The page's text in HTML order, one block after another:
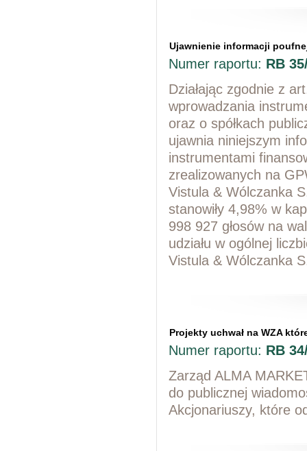
Ujawnienie informacji
Numer raportu: RB
Działając zgodnie z
wprowadzania
oraz o spółkach
ujawnia niniejszym
instrumentami
zrealizowanych na
Vistula & Wólczanka
stanowiły 4,98% w
998 927 głosów na
udziału w ogólnej
Vistula & Wólczanka
Projekty uchwał na WZA
Numer raportu: RB
Zarząd ALMA
do publicznej
Akcjonariuszy, które